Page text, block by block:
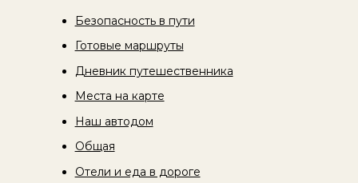
Безопасность в пути
Готовые маршруты
Дневник путешественника
Места на карте
Наш автодом
Общая
Отели и еда в дороге